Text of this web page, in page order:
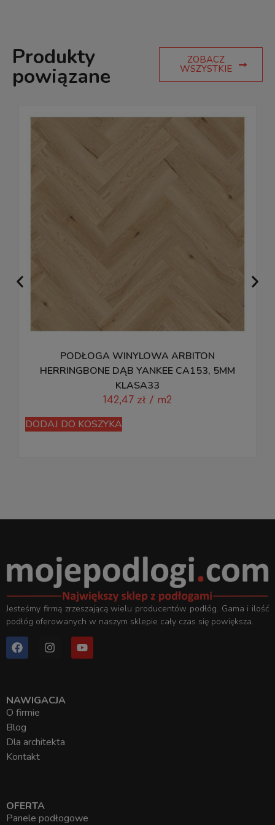
Produkty
powiązane
ZOBACZ
WSZYSTKIE
PODŁOGA WINYLOWA ARBITON
HERRINGBONE DĄB YANKEE CA153, 5MM
KLASA33
142,47 zł / m2
DODAJ DO KOSZYKA
Jesteśmy firmą zrzeszającą wielu producentów podłóg. Gama i ilość
podłóg oferowanych w naszym sklepie cały czas się powiększa.
NAWIGACJA
O firmie
Blog
Dla architekta
Kontakt
OFERTA
Panele podłogowe